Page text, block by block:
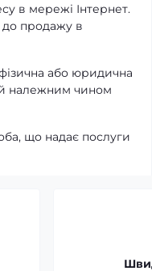
в мережі Інтернет.
​​до продажу в
або юридична
належним чином
що надає послуги